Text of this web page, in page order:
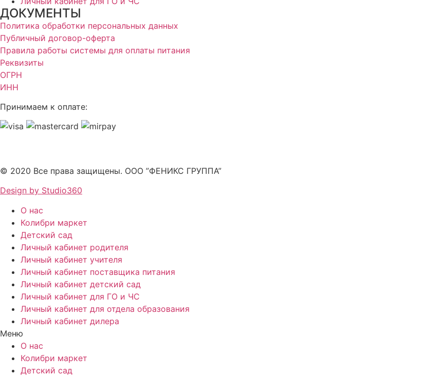
ДОКУМЕНТЫ
Политика обработки персональных данных
Публичный договор-оферта
Правила работы системы для оплаты питания
Реквизиты
ОГРН
ИНН
Принимаем к оплате:
© 2020 Все права защищены. ООО ”ФЕНИКС ГРУППА”
Design by Studio360
О нас
Колибри маркет
Детский сад
Личный кабинет родителя
Личный кабинет учителя
Личный кабинет поставщика питания
Личный кабинет детский сад
Личный кабинет для ГО и ЧС
Личный кабинет для отдела образования
Личный кабинет дилера
Меню
О нас
Колибри маркет
Детский сад